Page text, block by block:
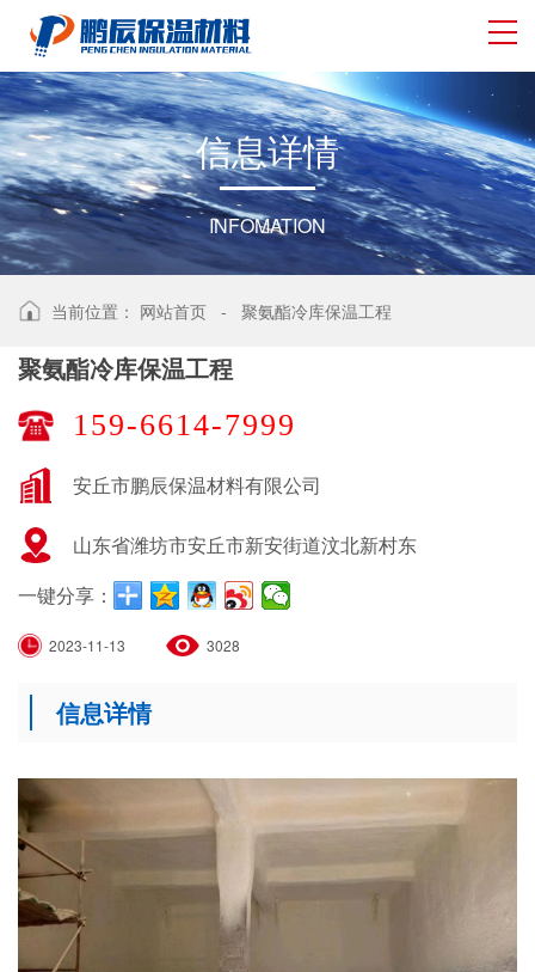
信息详情
INFOMATION
当前位置： 网站首页 - 聚氨酯冷库保温工程
聚氨酯冷库保温工程
159-6614-7999
安丘市鹏辰保温材料有限公司
山东省潍坊市安丘市新安街道汶北新村东
一键分享：
2023-11-13 3028
信息详情